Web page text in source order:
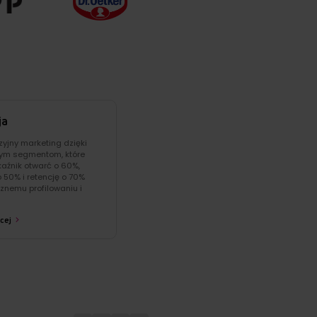
marketing dzięki
segmentom, które
otwarć o 60%,
i retencję o 70%
profilowaniu i